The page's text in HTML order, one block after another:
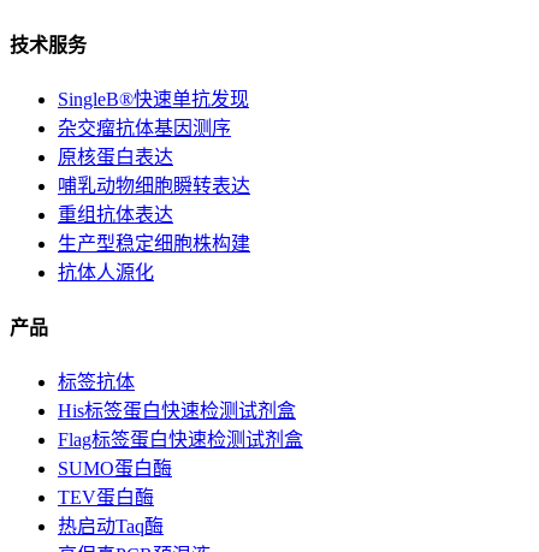
技术服务
SingleB®快速单抗发现
杂交瘤抗体基因测序
原核蛋白表达
哺乳动物细胞瞬转表达
重组抗体表达
生产型稳定细胞株构建
抗体人源化
产品
标签抗体
His标签蛋白快速检测试剂盒
Flag标签蛋白快速检测试剂盒
SUMO蛋白酶
TEV蛋白酶
热启动Taq酶